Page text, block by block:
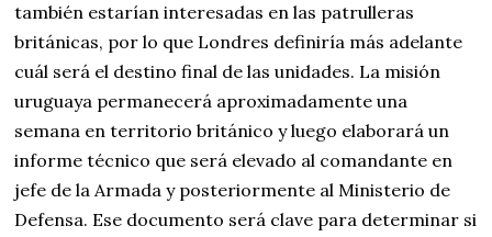
también estarían interesadas en las patrulleras
británicas, por lo que Londres definiría más adelante
cuál será el destino final de las unidades. La misión
uruguaya permanecerá aproximadamente una
semana en territorio británico y luego elaborará un
informe técnico que será elevado al comandante en
jefe de la Armada y posteriormente al Ministerio de
Defensa. Ese documento será clave para determinar si